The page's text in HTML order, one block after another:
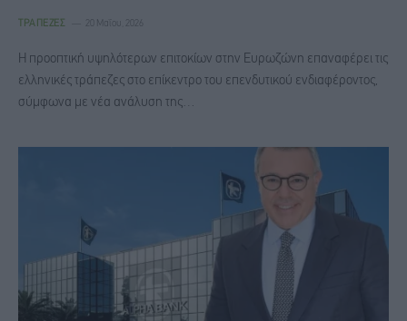
ΤΡΆΠΕΖΕΣ 20 Μαΐου, 2026
Η προοπτική υψηλότερων επιτοκίων στην Ευρωζώνη επαναφέρει τις
ελληνικές τράπεζες στο επίκεντρο του επενδυτικού ενδιαφέροντος,
σύμφωνα με νέα ανάλυση της…